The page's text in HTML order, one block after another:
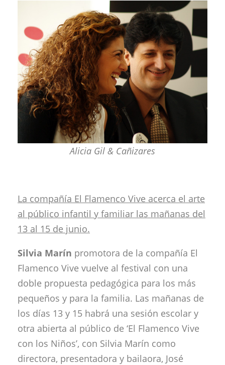
Alicia Gil & Cañizares
La compañía El Flamenco Vive acerca el arte
al público infantil y familiar las mañanas del
13 al 15 de junio.
Silvia Marín promotora de la compañía El
Flamenco Vive vuelve al festival con una
doble propuesta pedagógica para los más
pequeños y para la familia. Las mañanas de
los días 13 y 15 habrá una sesión escolar y
otra abierta al público de ‘El Flamenco Vive
con los Niños’, con Silvia Marín como
directora, presentadora y bailaora, José